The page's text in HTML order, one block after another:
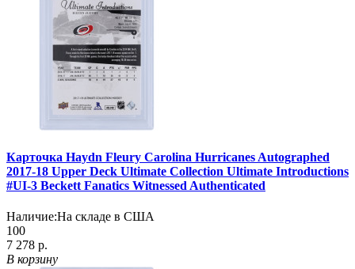
Карточка Haydn Fleury Carolina Hurricanes Autographed
2017-18 Upper Deck Ultimate Collection Ultimate Introductions
#UI-3 Beckett Fanatics Witnessed Authenticated
Наличие:На складе в США
100
7 278 р.
В корзину